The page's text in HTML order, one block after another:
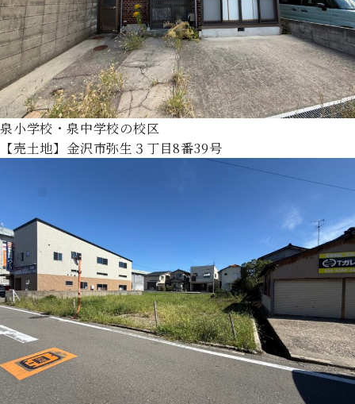
泉小学校・泉中学校の校区
【売土地】金沢市弥生３丁目8番39号